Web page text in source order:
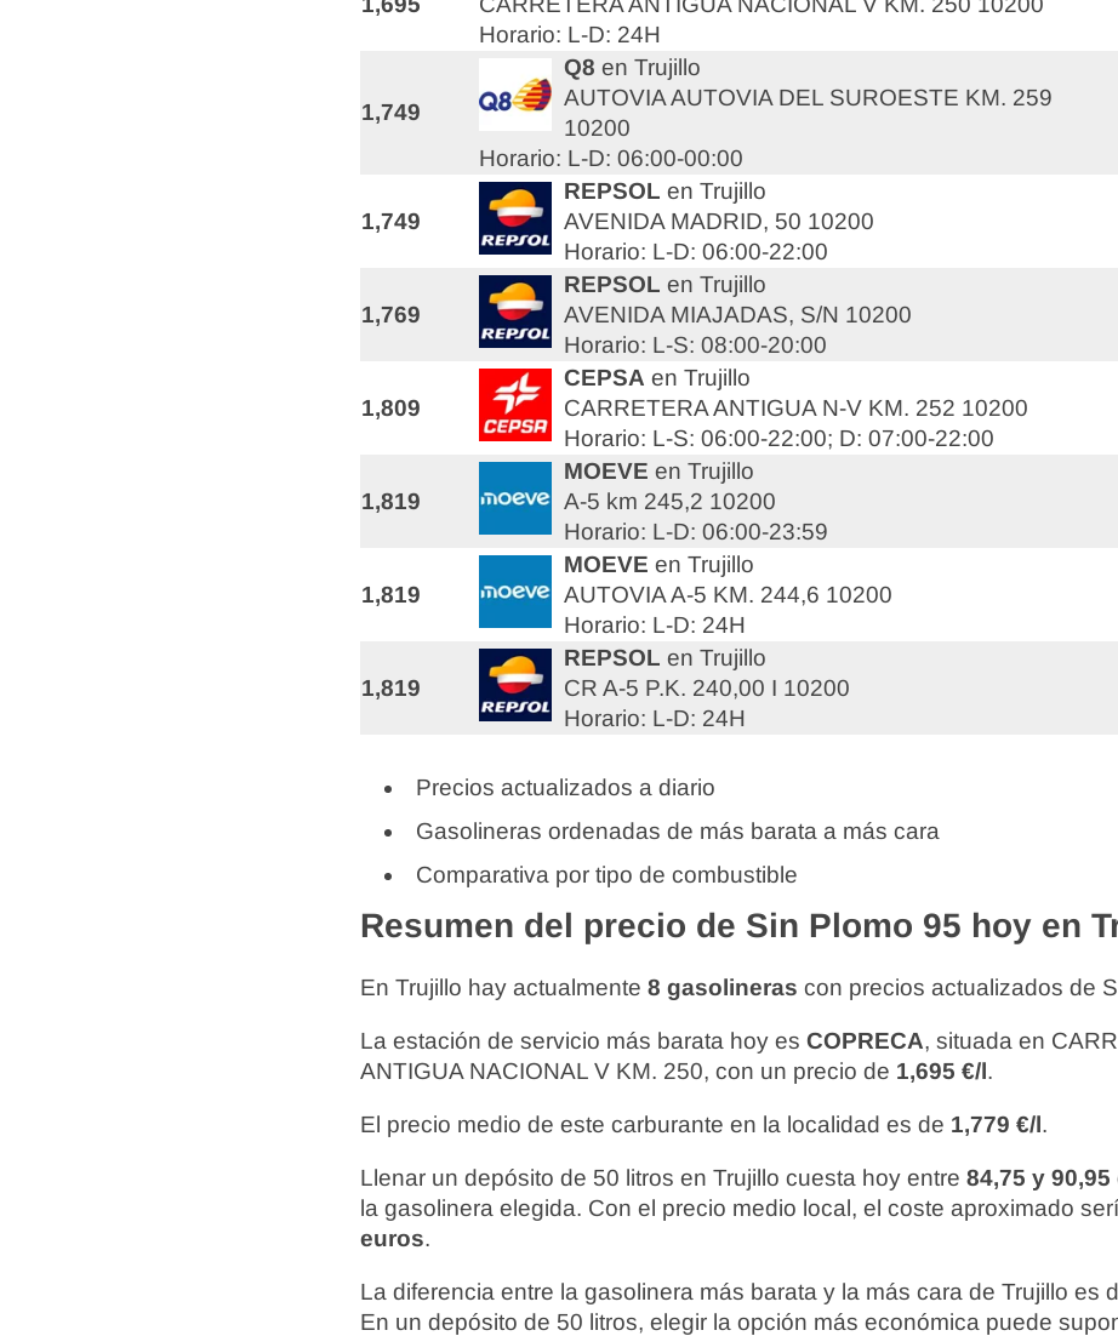
Horario: L-D: 24H
1,749
Q8 en Trujillo
AUTOVIA AUTOVIA DEL SUROESTE KM. 259
10200
Horario: L-D: 06:00-00:00
1,749
REPSOL en Trujillo
AVENIDA MADRID, 50 10200
Horario: L-D: 06:00-22:00
1,769
REPSOL en Trujillo
AVENIDA MIAJADAS, S/N 10200
Horario: L-S: 08:00-20:00
1,809
CEPSA en Trujillo
CARRETERA ANTIGUA N-V KM. 252 10200
Horario: L-S: 06:00-22:00; D: 07:00-22:00
1,819
MOEVE en Trujillo
A-5 km 245,2 10200
Horario: L-D: 06:00-23:59
1,819
MOEVE en Trujillo
AUTOVIA A-5 KM. 244,6 10200
Horario: L-D: 24H
1,819
REPSOL en Trujillo
CR A-5 P.K. 240,00 I 10200
Horario: L-D: 24H
Precios actualizados a diario
Gasolineras ordenadas de más barata a más cara
Comparativa por tipo de combustible
Resumen del precio de Sin Plomo 95 hoy en
En Trujillo hay actualmente 8 gasolineras con precios actualizados de
La estación de servicio más barata hoy es COPRECA, situada en
ANTIGUA NACIONAL V KM. 250, con un precio de 1,695 €/l.
El precio medio de este carburante en la localidad es de 1,779 €/l.
Llenar un depósito de 50 litros en Trujillo cuesta hoy entre 84,75 y
la gasolinera elegida. Con el precio medio local, el coste aproximado
euros.
La diferencia entre la gasolinera más barata y la más cara de Trujillo es
En un depósito de 50 litros, elegir la opción más económica puede